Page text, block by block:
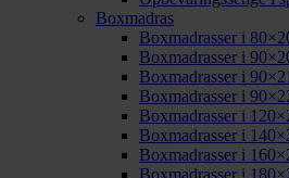
Boxmadras
Boxmadrasser i
Boxmadrasser i
Boxmadrasser i
Boxmadrasser i
Boxmadrasser i
Boxmadrasser i
Boxmadrasser i
Boxmadrasser i